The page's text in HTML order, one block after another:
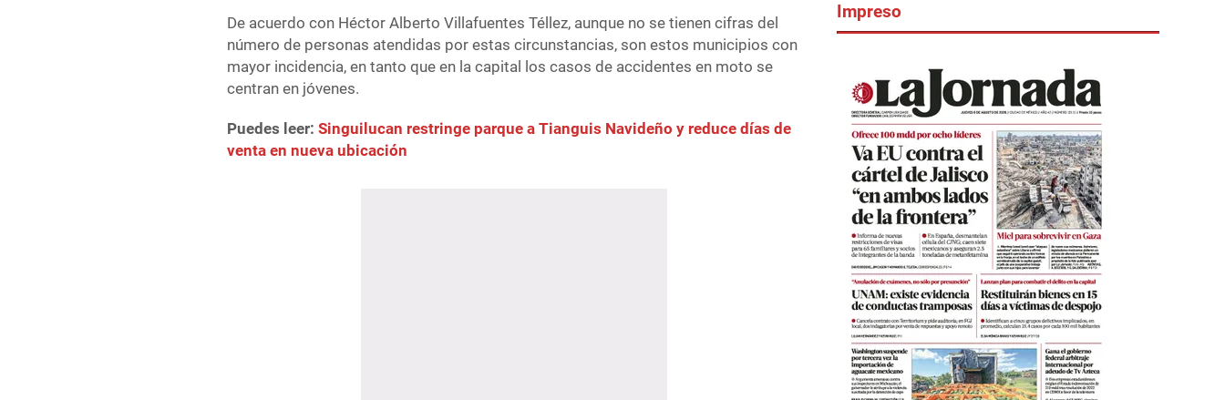
De acuerdo con Héctor Alberto Villafuentes Téllez, aunque no se tienen cifras del
número de personas atendidas por estas circunstancias, son estos municipios con
mayor incidencia, en tanto que en la capital los casos de accidentes en moto se
centran en jóvenes.
Puedes leer:Singuilucan restringe parque a Tianguis Navideño y reduce días de
venta en nueva ubicación
Impreso